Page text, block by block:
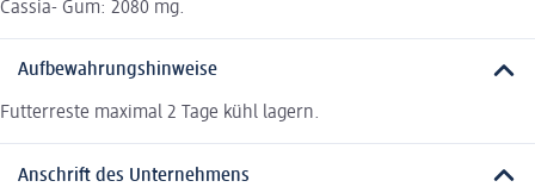
Cassia- Gum: 2080 mg.
Aufbewahrungshinweise
Futterreste maximal 2 Tage kühl lagern.
Anschrift des Unternehmens